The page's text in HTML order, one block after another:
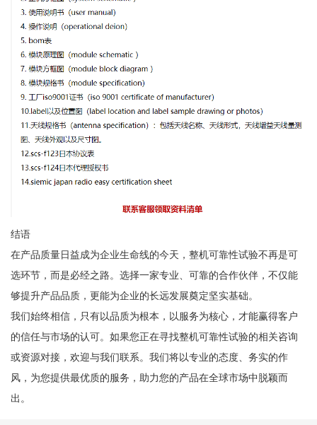
结语
在产品质量日益成为企业生命线的今天，整机可靠性试验不再是可
选环节，而是必经之路。选择一家专业、可靠的合作伙伴，不仅能
够提升产品品质，更能为企业的长远发展奠定坚实基础。
我们始终相信，只有以品质为根本，以服务为核心，才能赢得客户
的信任与市场的认可。如果您正在寻找整机可靠性试验的相关咨询
或资源对接，欢迎与我们联系。我们将以专业的态度、务实的作
风，为您提供最优质的服务，助力您的产品在全球市场中脱颖而
出。